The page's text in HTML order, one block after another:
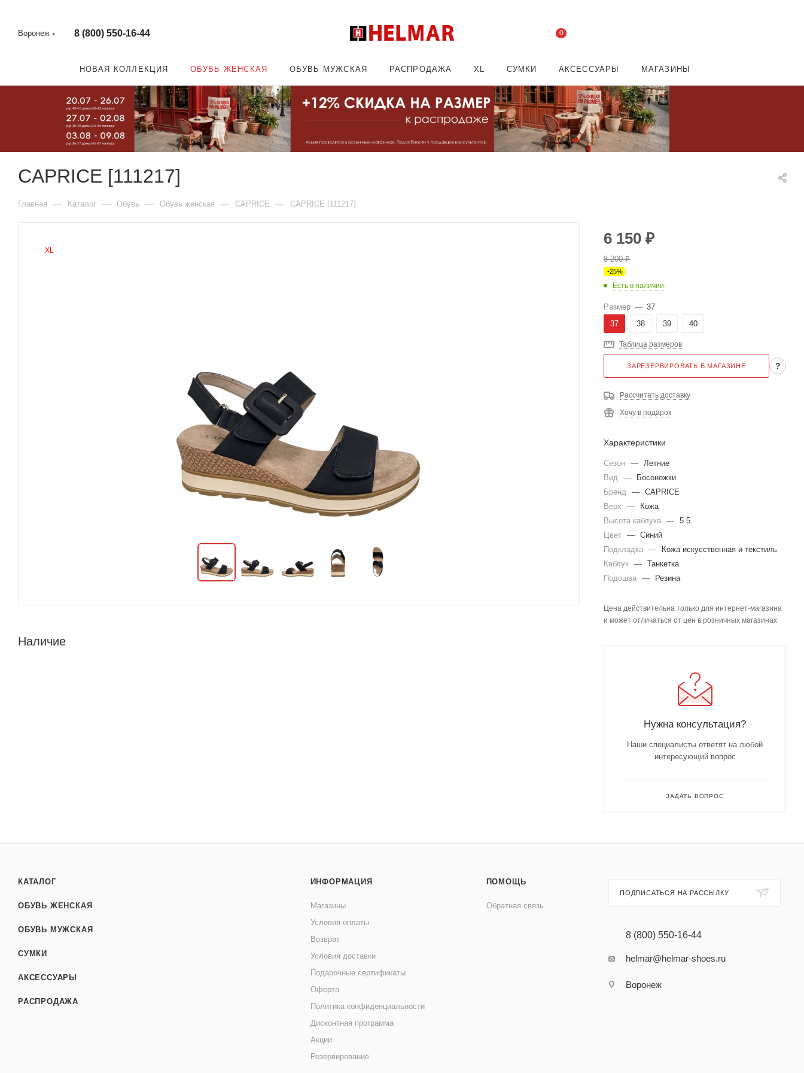
Воронеж 8 (800) 550-16-44 0
НОВАЯ КОЛЛЕКЦИЯ ОБУВЬ ЖЕНСКАЯ ОБУВЬ МУЖСКАЯ РАСПРОДАЖА XL СУМКИ АКСЕССУАРЫ МАГАЗИНЫ
CAPRICE [111217]
Главная — Каталог — Обувь — Обувь женская — CAPRICE — CAPRICE [111217]
XL
Наличие
6 150 ₽
8 200₽
-25%
Есть в наличии
Размер — 37
37
38 39 40
Таблица размеров
ЗАРЕЗЕРВИРОВАТЬ В МАГАЗИНЕ ?
Рассчитать доставку
Хочу в подарок
Характеристики
Сезон — Летние
Вид —
Босоножки
Бренд — CAPRICE
Верх
—
Кожа
Высота каблука — 5.5
Цвет — Синий
Подкладка —
Кожа искусственная и текстиль
Каблук — Танкетка
Подошва — Резина
Цена действительна только для интернет-магазина
и может отличаться от цен в розничных магазинах
Нужна консультация?
Наши специалисты ответят на любой
интересующий вопрос
ЗАДАТЬ ВОПРОС
КАТАЛОГ
ОБУВЬ ЖЕНСКАЯ
ОБУВЬ МУЖСКАЯ
СУМКИ
АКСЕССУАРЫ
РАСПРОДАЖА
ИНФОРМАЦИЯ
Магазины
Условия оплаты
Возврат
Условия доставки
Подарочные сертификаты
Оферта
Политика конфиденциальности
Дисконтная программа
Акции
Резервирование
ПОМОЩЬ
Обратная связь
ПОДПИСАТЬСЯ НА РАССЫЛКУ
8 (800) 550-16-44
helmar@helmar-shoes.ru
Воронеж